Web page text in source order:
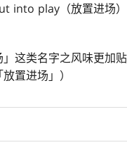
into play（放置进场）
这类名字之风味更加
置进场」）